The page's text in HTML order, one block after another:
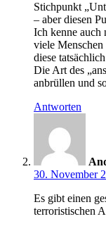
Stichpunkt
– aber diesen
Ich kenne auch
viele
diese
Die Art des
anbrüllen und
Antworten
30. November
Es gibt einen
terroristischen